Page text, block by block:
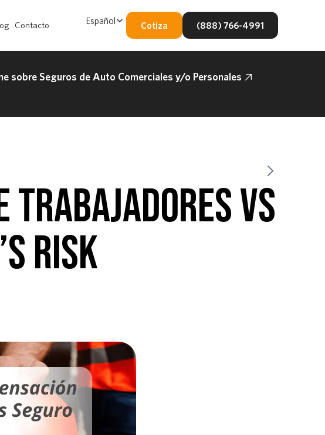
Contacto Español Cotiza (888) 766-4991
sobre Seguros de Auto Comerciales y/o Personales
TRABAJADORES VS
RISK